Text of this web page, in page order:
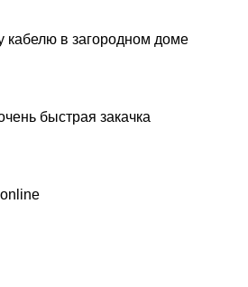
кабелю в загородном доме
быстрая закачка